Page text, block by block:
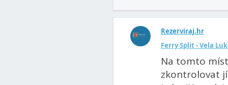
Rezerviraj.hr
Ferry Split - Vela
Na tomto
zkontrolovat